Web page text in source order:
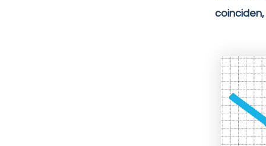
coinciden,